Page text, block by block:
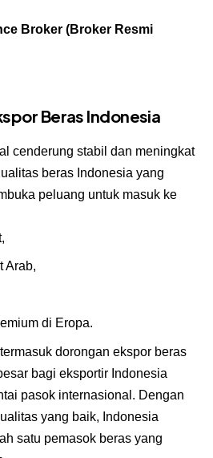
Broker (Broker Resmi
Beras Indonesia
cenderung stabil dan meningkat
beras Indonesia yang
peluang untuk masuk ke
Arab,
di Eropa.
dorongan ekspor beras
bagi eksportir Indonesia
pasok internasional. Dengan
yang baik, Indonesia
satu pemasok beras yang